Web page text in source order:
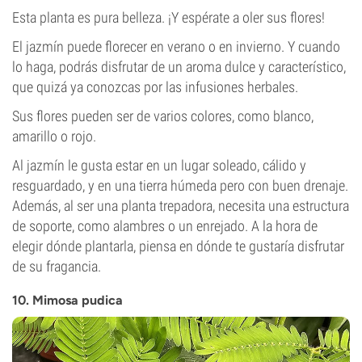
Esta planta es pura belleza. ¡Y espérate a oler sus flores!
El jazmín puede florecer en verano o en invierno. Y cuando
lo haga, podrás disfrutar de un aroma dulce y característico,
que quizá ya conozcas por las infusiones herbales.
Sus flores pueden ser de varios colores, como blanco,
amarillo o rojo.
Al jazmín le gusta estar en un lugar soleado, cálido y
resguardado, y en una tierra húmeda pero con buen drenaje.
Además, al ser una planta trepadora, necesita una estructura
de soporte, como alambres o un enrejado. A la hora de
elegir dónde plantarla, piensa en dónde te gustaría disfrutar
de su fragancia.
10. Mimosa pudica